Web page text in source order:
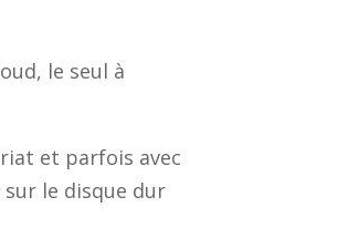
le seul à
et parfois avec
le disque dur